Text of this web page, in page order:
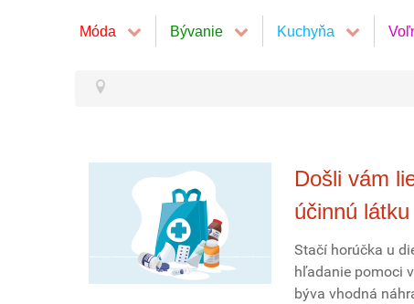
Móda Bývanie Kuchyňa
Došli vám
účinnú látku
Stačí horúčka u
hľadanie pomoci
býva vhodná